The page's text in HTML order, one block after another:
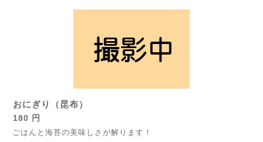
おにぎり（昆布）
180 円
ごはんと海苔の美味しさが解ります！